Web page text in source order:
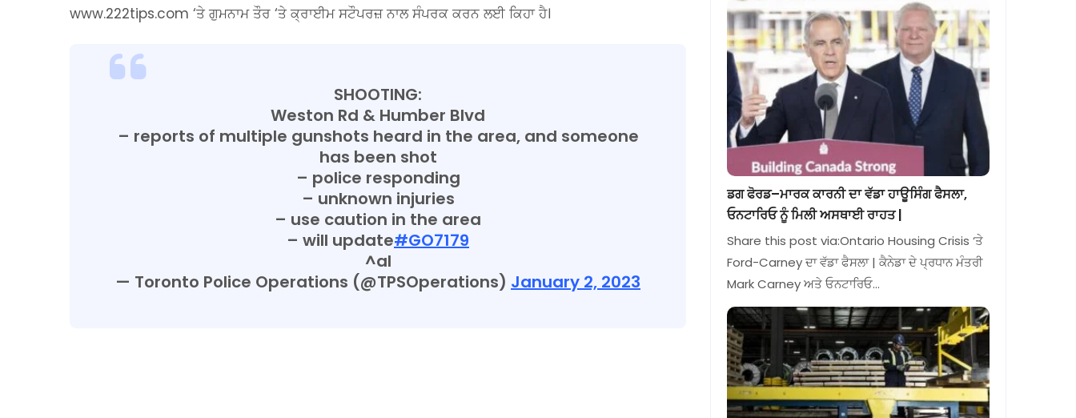
www.222tips.com ‘ਤੇ ਗੁਮਨਾਮ ਤੌਰ ‘ਤੇ ਕ੍ਰਾਈਮ ਸਟੌਪਰਜ਼ ਨਾਲ ਸੰਪਰਕ ਕਰਨ ਲਈ ਕਿਹਾ ਹੈ।
SHOOTING:
Weston Rd & Humber Blvd
– reports of multiple gunshots heard in the area, and someone
has been shot
– police responding
– unknown injuries
– use caution in the area
– will update#GO7179
^al
— Toronto Police Operations (@TPSOperations) January 2, 2023
ਡਗ ਫੋਰਡ–ਮਾਰਕ ਕਾਰਨੀ ਦਾ ਵੱਡਾ ਹਾਊਸਿੰਗ ਫੈਸਲਾ,
ਓਨਟਾਰਿਓ ਨੂੰ ਮਿਲੀ ਅਸਥਾਈ ਰਾਹਤ |
Share this post via:Ontario Housing Crisis ‘ਤੇ
Ford-Carney ਦਾ ਵੱਡਾ ਫੈਸਲਾ | ਕੈਨੇਡਾ ਦੇ ਪ੍ਰਧਾਨ ਮੰਤਰੀ
Mark Carney ਅਤੇ ਓਨਟਾਰਿਓ…